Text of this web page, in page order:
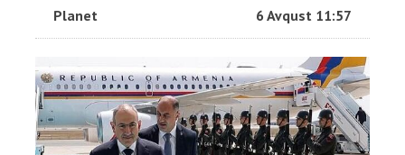
Planet 6 Avqust 11:57